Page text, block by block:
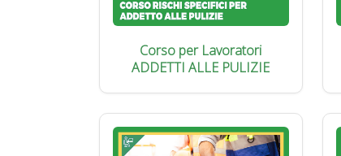
Corso per Lavoratori
ADDETTI ALLE PULIZIE